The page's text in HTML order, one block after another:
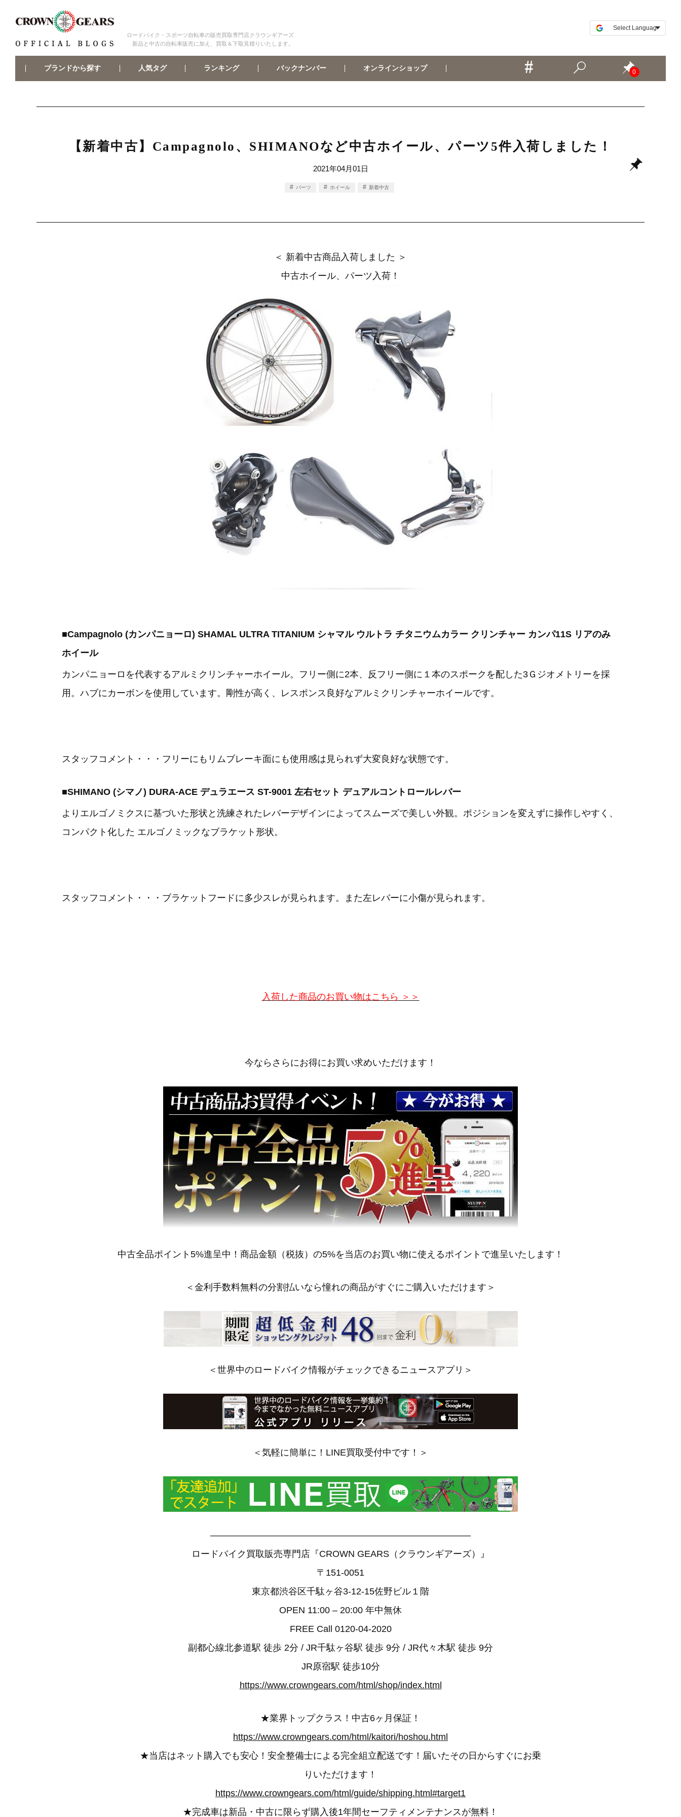
ロードバイク・スポーツ自転車の販売買取専門店クラウンギアーズ
新品と中古の自転車販売に加え、買取＆下取見積りいたします。
ブランドから探す 人気タグ ランキング バックナンバー オンラインショップ 0
【新着中古】Campagnolo、SHIMANOなど中古ホイール、パーツ5件入荷しました！
2021年04月01日
パーツ ホイール 新着中古
＜ 新着中古商品入荷しました ＞
中古ホイール、パーツ入荷！
■Campagnolo (カンパニョーロ) SHAMAL ULTRA TITANIUM シャマル ウルトラ チタニウムカラー クリンチャー カンパ11S リアのみ
ホイール
カンパニョーロを代表するアルミクリンチャーホイール。フリー側に2本、反フリー側に１本のスポークを配した3Ｇジオメトリーを採
用。ハブにカーボンを使用しています。剛性が高く、レスポンス良好なアルミクリンチャーホイールです。
スタッフコメント・・・フリーにもリムブレーキ面にも使用感は見られず大変良好な状態です。
■SHIMANO (シマノ) DURA-ACE デュラエース ST-9001 左右セット デュアルコントロールレバー
よりエルゴノミクスに基づいた形状と洗練されたレバーデザインによってスムーズで美しい外観。ポジションを変えずに操作しやすく、
コンパクト化した エルゴノミックなブラケット形状。
スタッフコメント・・・ブラケットフードに多少スレが見られます。また左レバーに小傷が見られます。
入荷した商品のお買い物はこちら ＞＞
今ならさらにお得にお買い求めいただけます！
中古全品ポイント5%進呈中！商品金額（税抜）の5%を当店のお買い物に使えるポイントで進呈いたします！
＜金利手数料無料の分割払いなら憧れの商品がすぐにご購入いただけます＞
＜世界中のロードバイク情報がチェックできるニュースアプリ＞
＜気軽に簡単に！LINE買取受付中です！＞
————————————————————————————–
ロードバイク買取販売専門店『CROWN GEARS（クラウンギアーズ）』
〒151-0051
東京都渋谷区千駄ヶ谷3-12-15佐野ビル１階
OPEN 11:00 – 20:00 年中無休
FREE Call 0120-04-2020
副都心線北参道駅 徒歩 2分 / JR千駄ヶ谷駅 徒歩 9分 / JR代々木駅 徒歩 9分
JR原宿駅 徒歩10分
https://www.crowngears.com/html/shop/index.html
★業界トップクラス！中古6ヶ月保証！
https://www.crowngears.com/html/kaitori/hoshou.html
★当店はネット購入でも安心！安全整備士による完全組立配送です！届いたその日からすぐにお乗
りいただけます！
https://www.crowngears.com/html/guide/shipping.html#target1
★完成車は新品・中古に限らず購入後1年間セーフティメンテナンスが無料！